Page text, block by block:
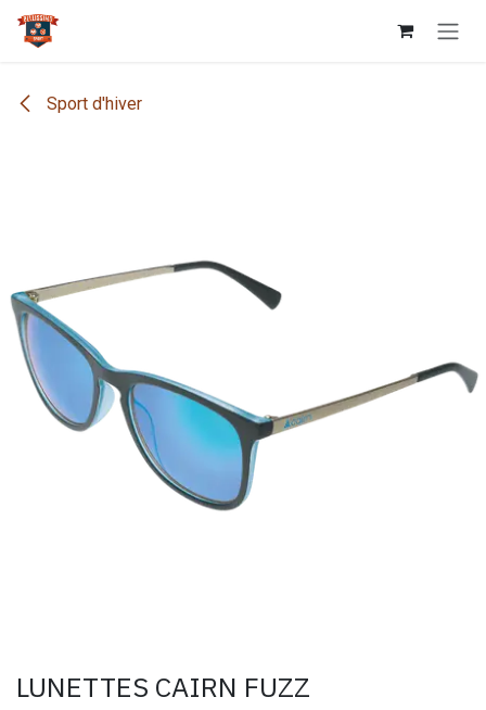
Se rendre au contenu
Sport d'hiver
LUNETTES CAIRN FUZZ